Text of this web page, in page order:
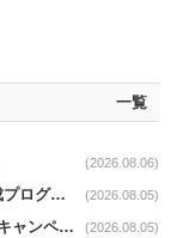
一覧
(2026.08.06)
富士薬品news｜｢ペット栄養相談の専門人材育成プログラム｣7月から開始 (2026.08.05)
ミニストップnews｜｢ラブライブ！｣とのコラボキャンペーン8/5から開催 (2026.08.05)